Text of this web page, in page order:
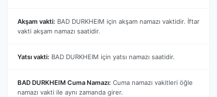
Akşam vakti: BAD DURKHEIM için akşam namazı vaktidir. İftar
vakti akşam namazı saatidir.
Yatsı vakti: BAD DURKHEIM için yatsı namazı saatidir.
BAD DURKHEIM Cuma Namazı: Cuma namazı vakitleri öğle
namazı vakti ile aynı zamanda girer.